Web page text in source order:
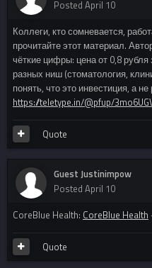
Posted April 10
Коллеги, кто сомневается,
прочитайте этот материал.
чёткие цифры: цена от 0,8
разных ниш (стоматология,
понять, что это инвестиция, а
https://teletype.in/@pfup/
Quote
Guest Justinimpow
Posted April 10
CoreBlue Health: CoreBlue Health
Quote